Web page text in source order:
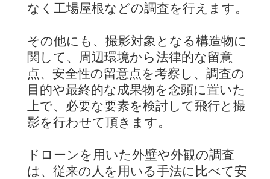
なく工場屋根などの調査を行えます。
その他にも、撮影対象となる構造物に
関して、周辺環境から法律的な留意
点、安全性の留意点を考察し、調査の
目的や最終的な成果物を念頭に置いた
上で、必要な要素を検討して飛行と撮
影を行わせて頂きます。
ドローンを用いた外壁や外観の調査
は、従来の人を用いる手法に比べて安